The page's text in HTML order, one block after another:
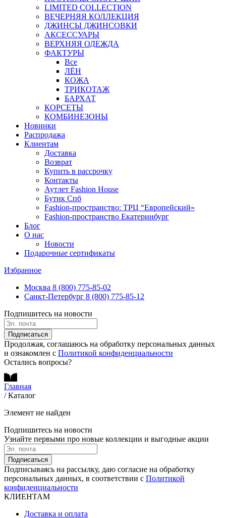
LIMITED COLLECTION
ВЕЧЕРНЯЯ КОЛЛЕКЦИЯ
ДЖИНСЫ ДЖИНСОВКИ
АКСЕССУАРЫ
ВЕРХНЯЯ ОДЕЖДА
ФАКТУРЫ
Все
ЛЁН
КОЖА
ТРИКОТАЖ
БАРХАТ
КОРСЕТЫ
КОМБИНЕЗОНЫ
Новинки
Распродажа
Клиентам
Доставка
Возврат
Купить в рассрочку
Контакты
Аутлет Fashion House
Бутик Спб
Fashion-пространство: ТРЦ “Европейский»
Fashion-пространство Екатеринбург
Блог
О нас
Новости
Подарочные сертификаты
Избранное
Москва 8 (800) 775-85-02
Санкт-Петербург 8 (800) 775-85-12
Подпишитесь на новости
Подписаться
Продолжая, соглашаюсь на обработку персональных данных
и ознакомлен с Политикой конфиденциальности
Остались вопросы?
Главная
/ Каталог
Элемент не найден
Подпишитесь на новости
Узнайте первыми про новые коллекции и выгодные акции
Подписаться
Подписываясь на рассылку, даю согласие на обработку
персональных данных, в соответствии с Политикой
конфиденциальности
КЛИЕНТАМ
Доставка и оплата